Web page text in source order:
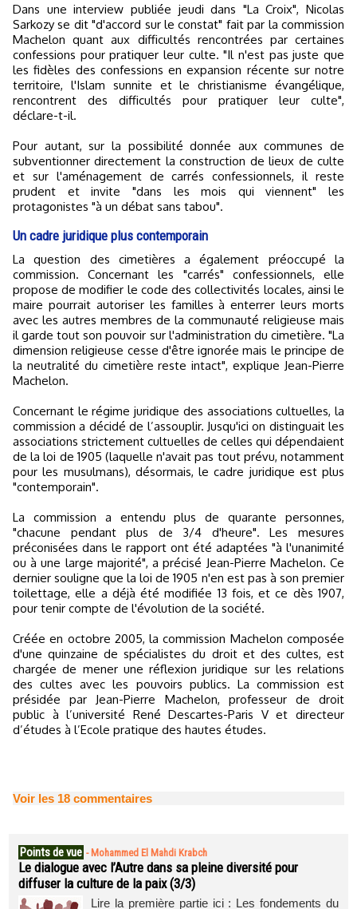
Dans une interview publiée jeudi dans "La Croix", Nicolas
Sarkozy se dit "d'accord sur le constat" fait par la commission
Machelon quant aux difficultés rencontrées par certaines
confessions pour pratiquer leur culte. "Il n'est pas juste que
les fidèles des confessions en expansion récente sur notre
territoire, l'Islam sunnite et le christianisme évangélique,
rencontrent des difficultés pour pratiquer leur culte",
déclare-t-il.
Pour autant, sur la possibilité donnée aux communes de
subventionner directement la construction de lieux de culte
et sur l'aménagement de carrés confessionnels, il reste
prudent et invite "dans les mois qui viennent" les
protagonistes "à un débat sans tabou".
Un cadre juridique plus contemporain
La question des cimetières a également préoccupé la
commission. Concernant les "carrés" confessionnels, elle
propose de modifier le code des collectivités locales, ainsi le
maire pourrait autoriser les familles à enterrer leurs morts
avec les autres membres de la communauté religieuse mais
il garde tout son pouvoir sur l'administration du cimetière. "La
dimension religieuse cesse d'être ignorée mais le principe de
la neutralité du cimetière reste intact", explique Jean-Pierre
Machelon.
Concernant le régime juridique des associations cultuelles, la
commission a décidé de l’assouplir. Jusqu'ici on distinguait les
associations strictement cultuelles de celles qui dépendaient
de la loi de 1905 (laquelle n'avait pas tout prévu, notamment
pour les musulmans), désormais, le cadre juridique est plus
"contemporain".
La commission a entendu plus de quarante personnes,
"chacune pendant plus de 3/4 d'heure". Les mesures
préconisées dans le rapport ont été adaptées "à l'unanimité
ou à une large majorité", a précisé Jean-Pierre Machelon. Ce
dernier souligne que la loi de 1905 n'en est pas à son premier
toilettage, elle a déjà été modifiée 13 fois, et ce dès 1907,
pour tenir compte de l'évolution de la société.
Créée en octobre 2005, la commission Machelon composée
d'une quinzaine de spécialistes du droit et des cultes, est
chargée de mener une réflexion juridique sur les relations
des cultes avec les pouvoirs publics. La commission est
présidée par Jean-Pierre Machelon, professeur de droit
public à l’université René Descartes-Paris V et directeur
d’études à l’Ecole pratique des hautes études.
Voir les 18 commentaires
Points de vue - Mohammed El Mahdi Krabch
Le dialogue avec l’Autre dans sa pleine diversité pour
diffuser la culture de la paix (3/3)
Lire la première partie ici : Les fondements du